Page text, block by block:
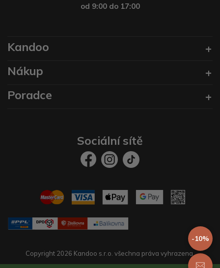
-10%
od 9:00 do 17:00
Kandoo
Nákup
Poradce
Sociální sítě
Copyright 2026 Kandoo s.r.o. všechna práva vyhrazena.